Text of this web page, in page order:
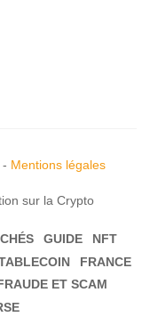
Mentions légales
sur la Crypto
GUIDE
NFT
FRANCE
ET SCAM